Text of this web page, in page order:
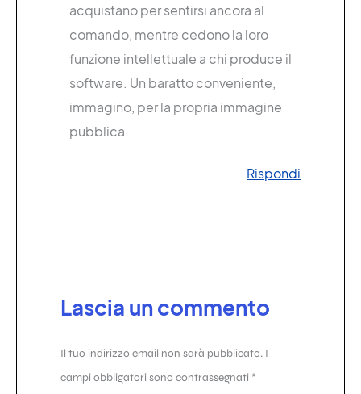
acquistano per sentirsi ancora al
comando, mentre cedono la loro
funzione intellettuale a chi produce il
software. Un baratto conveniente,
immagino, per la propria immagine
pubblica.
Rispondi
Lascia un commento
Il tuo indirizzo email non sarà pubblicato. I
campi obbligatori sono contrassegnati *